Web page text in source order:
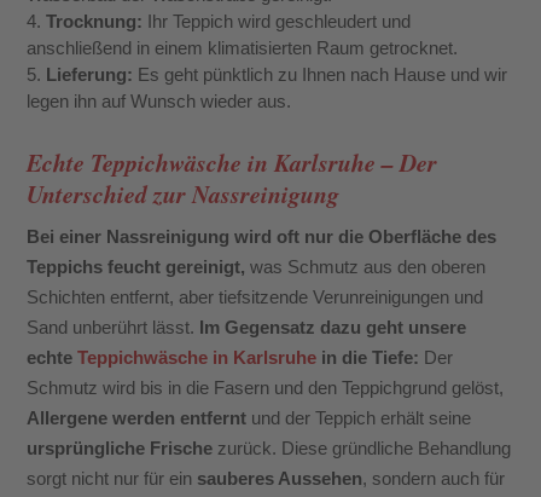
Trocknung: Ihr Teppich wird geschleudert und
anschließend in einem klimatisierten Raum getrocknet.
Lieferung: Es geht pünktlich zu Ihnen nach Hause und wir
legen ihn auf Wunsch wieder aus.
Echte Teppichwäsche in Karlsruhe – Der
Unterschied zur Nassreinigung
Bei einer Nassreinigung wird oft nur die Oberfläche des
Teppichs feucht gereinigt, was Schmutz aus den oberen
Schichten entfernt, aber tiefsitzende Verunreinigungen und
Sand unberührt lässt. Im Gegensatz dazu geht unsere
echteTeppichwäsche in Karlsruhe in die Tiefe: Der
Schmutz wird bis in die Fasern und den Teppichgrund gelöst,
Allergene werden entfernt und der Teppich erhält seine
ursprüngliche Frische zurück. Diese gründliche Behandlung
sorgt nicht nur für ein sauberes Aussehen, sondern auch für